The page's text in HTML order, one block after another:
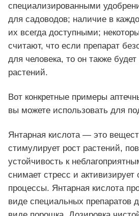
специализированными
для садоводов; наличие в
их всегда доступными;
считают, что если препарат
для человека, то он также
растений.
Вот конкретные примеры
вы можете использовать для
Янтарная кислота — это
стимулирует рост растений,
устойчивость к
снимает стресс и
процессы. Янтарная кислота
виде специальных препаратов